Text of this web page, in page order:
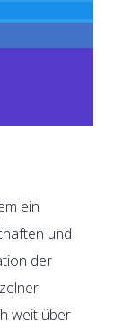
ein
und
der
weit über